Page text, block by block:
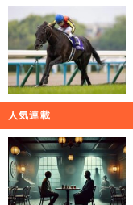
人気連載